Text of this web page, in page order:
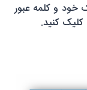
خود و کلمه عبور
کلیک کنید.